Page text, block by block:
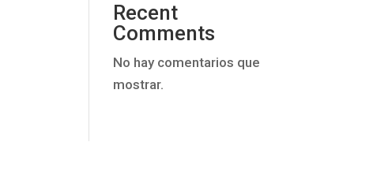
Recent
Comments
No hay comentarios que
mostrar.